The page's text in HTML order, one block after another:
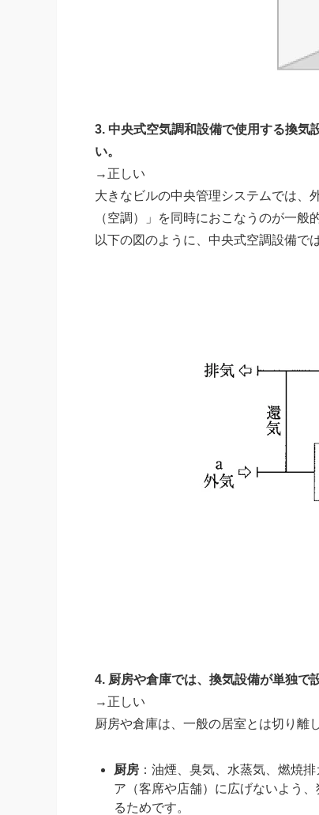
3. 中央式空気調和設備で使用する換気
い。
→正しい
大きなビルの中央管理システムでは、
（空調）」を同時におこなうのが一般
以下の図のように、中央式空調設備で
4. 厨房や倉庫では、換気設備が単独で
→正しい
厨房や倉庫は、一般の居室とは切り離
厨房 ：油煙、臭気、水蒸気、燃焼
ア（客席や店舗）に広げないよう
るためです。